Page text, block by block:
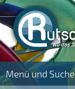
Menü und Suche